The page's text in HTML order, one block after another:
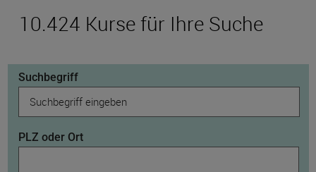
10.424 Kurse für Ihre Suche
Suchbegriff
PLZ oder Ort